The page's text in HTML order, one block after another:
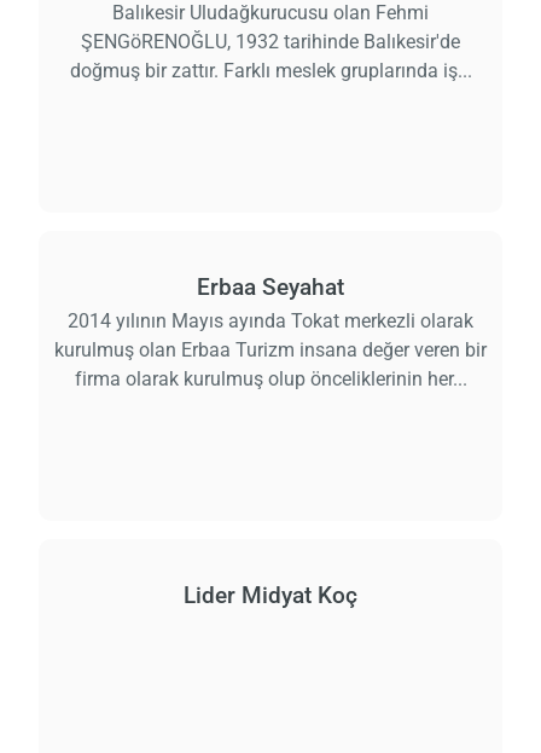
Balıkesir Uludağkurucusu olan Fehmi
ŞENGöRENOĞLU, 1932 tarihinde Balıkesir'de
doğmuş bir zattır. Farklı meslek gruplarında iş...
Erbaa Seyahat
2014 yılının Mayıs ayında Tokat merkezli olarak
kurulmuş olan Erbaa Turizm insana değer veren bir
firma olarak kurulmuş olup önceliklerinin her...
Lider Midyat Koç